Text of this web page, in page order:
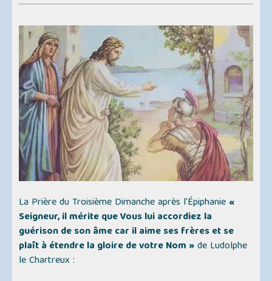
La Prière du Troisième Dimanche après l'Épiphanie «
Seigneur, il mérite que Vous lui accordiez la
guérison de son âme car il aime ses frères et se
plaît à étendre la gloire de votre Nom »de Ludolphe
le Chartreux :